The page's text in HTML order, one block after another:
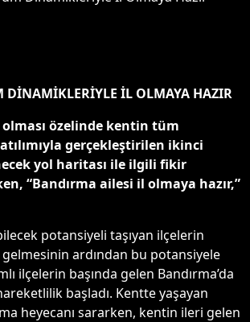
DİNAMİKLERİYLE İL OLMAYA HAZIR
olması özelinde kentin tüm
gerçekleştirilen ikinci
yol haritası ile ilgili fikir
“Bandırma ailesi il olmaya hazır,”
potansiyeli taşıyan ilçelerin
ardından bu potansiyele
ilçelerin başında gelen Bandırma’da
başladı. Kentte yaşayan
heyecanı sararken, kentin ileri gelen